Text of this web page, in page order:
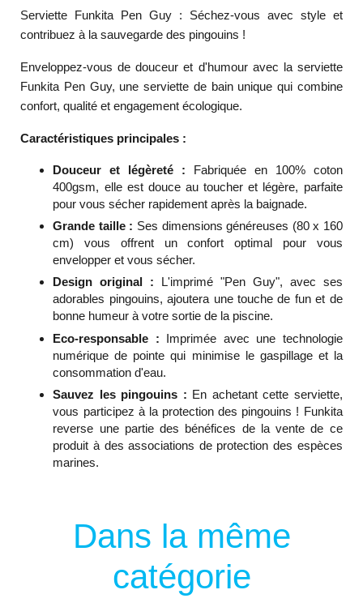
Serviette Funkita Pen Guy : Séchez-vous avec style et
contribuez à la sauvegarde des pingouins !
Enveloppez-vous de douceur et d'humour avec la serviette
Funkita Pen Guy, une serviette de bain unique qui combine
confort, qualité et engagement écologique.
Caractéristiques principales :
Douceur et légèreté : Fabriquée en 100% coton
400gsm, elle est douce au toucher et légère, parfaite
pour vous sécher rapidement après la baignade.
Grande taille : Ses dimensions généreuses (80 x 160
cm) vous offrent un confort optimal pour vous
envelopper et vous sécher.
Design original : L'imprimé "Pen Guy", avec ses
adorables pingouins, ajoutera une touche de fun et de
bonne humeur à votre sortie de la piscine.
Eco-responsable : Imprimée avec une technologie
numérique de pointe qui minimise le gaspillage et la
consommation d'eau.
Sauvez les pingouins : En achetant cette serviette,
vous participez à la protection des pingouins ! Funkita
reverse une partie des bénéfices de la vente de ce
produit à des associations de protection des espèces
marines.
Dans la même
catégorie